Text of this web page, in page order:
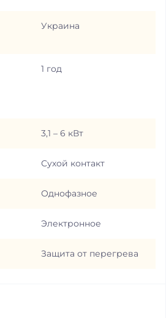
Украина
1 год
3,1 – 6 кВт
Сухой контакт
Однофазное
Электронное
Защита от перегрева